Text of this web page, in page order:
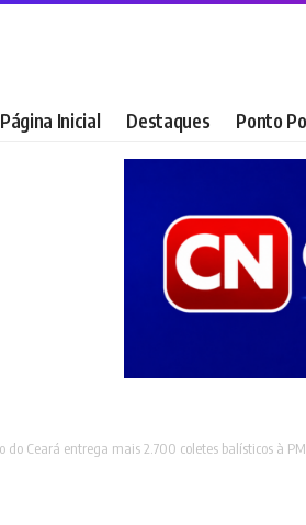
Página Inicial Destaques Ponto
do Ceará entrega mais 2.700 coletes balísticos à